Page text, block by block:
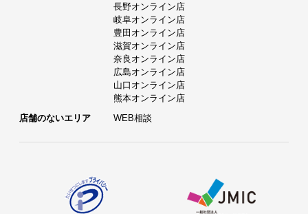
長野オンライン店
岐阜オンライン店
豊田オンライン店
滋賀オンライン店
奈良オンライン店
広島オンライン店
山口オンライン店
熊本オンライン店
店舗のないエリア
WEB相談